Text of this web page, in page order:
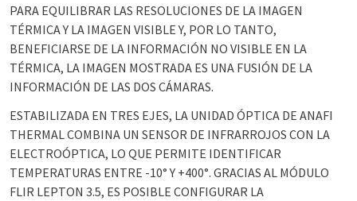
PARA EQUILIBRAR LAS RESOLUCIONES DE LA IMAGEN
TÉRMICA Y LA IMAGEN VISIBLE Y, POR LO TANTO,
BENEFICIARSE DE LA INFORMACIÓN NO VISIBLE EN LA
TÉRMICA, LA IMAGEN MOSTRADA ES UNA FUSIÓN DE LA
INFORMACIÓN DE LAS DOS CÁMARAS.
ESTABILIZADA EN TRES EJES, LA UNIDAD ÓPTICA DE ANAFI
THERMAL COMBINA UN SENSOR DE INFRARROJOS CON LA
ELECTROÓPTICA, LO QUE PERMITE IDENTIFICAR
TEMPERATURAS ENTRE -10° Y +400°. GRACIAS AL MÓDULO
FLIR LEPTON 3.5, ES POSIBLE CONFIGURAR LA